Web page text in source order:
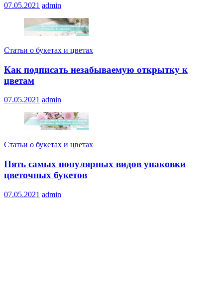
07.05.2021 admin
Статьи о букетах и цветах
Как подписать незабываемую открытку к
цветам
07.05.2021 admin
Статьи о букетах и цветах
Пять самых популярных видов упаковки
цветочных букетов
07.05.2021 admin